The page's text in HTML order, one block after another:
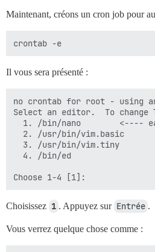
Maintenant, créons un cron job pour
Il vous sera présenté :
no crontab for root - using
Select an editor.  To
1. /bin/nano        <----
  2. /usr/bin/vim.basic
  3. /usr/bin/vim.tiny
  4. /bin/ed
Choisissez 1 . Appuyez sur Entrée .
Vous verrez quelque chose comme :